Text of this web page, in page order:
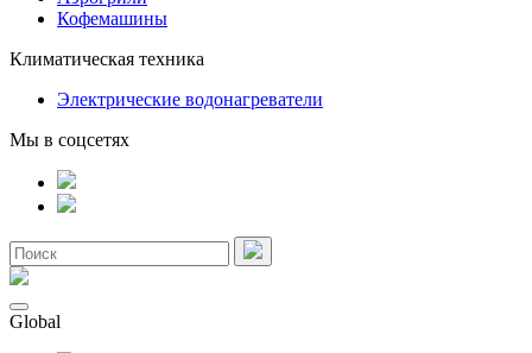
Кофемашины
Климатическая техника
Электрические водонагреватели
Мы в соцсетях
Global